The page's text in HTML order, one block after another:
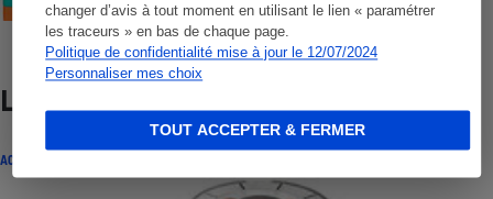
changer d’avis à tout moment en utilisant le lien « paramétrer
les traceurs » en bas de chaque page.
Politique de confidentialité mise à jour le 12/07/2024
Personnaliser mes choix
TOUT ACCEPTER & FERMER
Lire aussi
ACTUALITÉ